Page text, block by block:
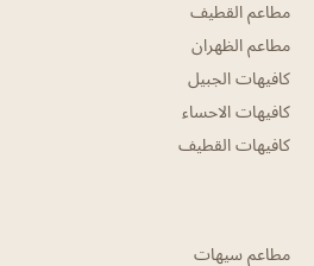
مطاعم القطيف
مطاعم الظهران
كافيهات الجبيل
كافيهات الاحساء
كافيهات القطيف
مطاعم سيهات